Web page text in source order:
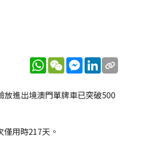
WhatsApp
WeChatMessenger
LinkedIn
進出境澳門單牌車已突破500
用時217天。